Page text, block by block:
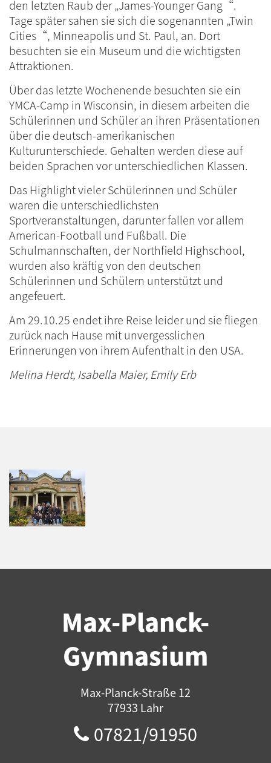
den letzten Raub der „James-Younger Gang“.
Tage später sahen sie sich die sogenannten „Twin
Cities“, Minneapolis und St. Paul, an. Dort
besuchten sie ein Museum und die wichtigsten
Attraktionen.
Über das letzte Wochenende besuchten sie ein
YMCA-Camp in Wisconsin, in diesem arbeiten die
Schülerinnen und Schüler an ihren Präsentationen
über die deutsch-amerikanischen
Kulturunterschiede. Gehalten werden diese auf
beiden Sprachen vor unterschiedlichen Klassen.
Das Highlight vieler Schülerinnen und Schüler
waren die unterschiedlichsten
Sportveranstaltungen, darunter fallen vor allem
American-Football und Fußball. Die
Schulmannschaften, der Northfield Highschool,
wurden also kräftig von den deutschen
Schülerinnen und Schülern unterstützt und
angefeuert.
Am 29.10.25 endet ihre Reise leider und sie fliegen
zurück nach Hause mit unvergesslichen
Erinnerungen von ihrem Aufenthalt in den USA.
Melina Herdt, Isabella Maier, Emily Erb
Max-Planck-
Gymnasium
Max-Planck-Straße 12
77933 Lahr
07821/91950